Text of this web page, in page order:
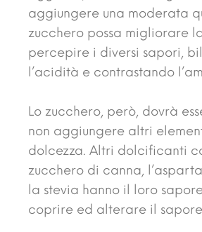
aggiungere una moderata
zucchero possa migliorare
percepire i diversi sapori,
l’acidità e contrastando
Lo zucchero, però, dovrà
non aggiungere altri
dolcezza. Altri dolcificanti
zucchero di canna,
la stevia hanno il loro
coprire ed alterare il